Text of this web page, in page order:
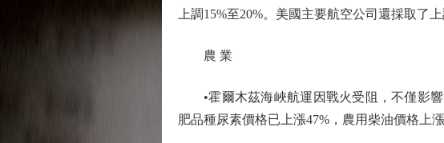
上調15%至20%。美國主要航空公司還採取了
農 業
•霍爾木茲海峽航運因戰火受阻，不僅影響
肥品種尿素價格已上漲47%，農用柴油價格上漲